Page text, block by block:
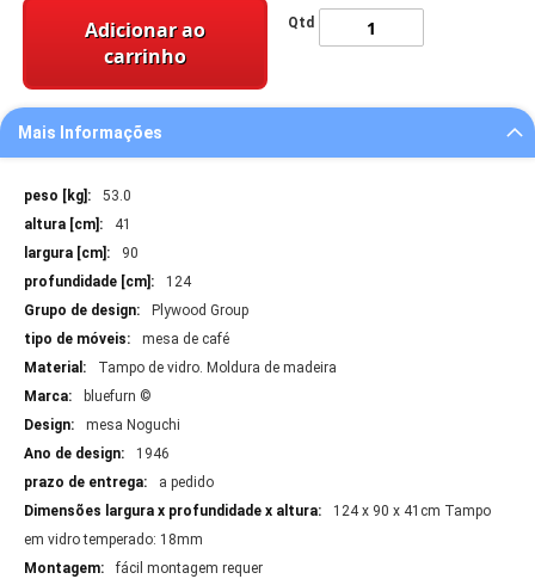
Qtd
Adicionar ao
carrinho
Mais Informações
Mais
Informações
53.0
41
90
124
Plywood Group
mesa de café
Tampo de vidro. Moldura de madeira
bluefurn ©
mesa Noguchi
1946
a pedido
124 x 90 x 41cm Tampo
em vidro temperado: 18mm
fácil montagem requer